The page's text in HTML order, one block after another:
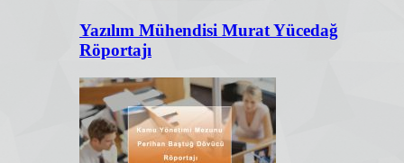
Yazılım Mühendisi Murat Yücedağ
Röportajı